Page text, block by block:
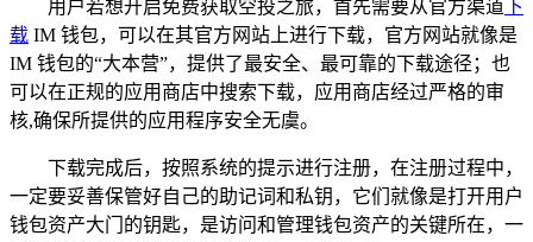
用户若想开启免费获取空投之旅，首先需要从官方渠道下
载 IM 钱包，可以在其官方网站上进行下载，官方网站就像是
IM 钱包的“大本营”，提供了最安全、最可靠的下载途径；也
可以在正规的应用商店中搜索下载，应用商店经过严格的审
核,确保所提供的应用程序安全无虞。
下载完成后，按照系统的提示进行注册，在注册过程中，
一定要妥善保管好自己的助记词和私钥，它们就像是打开用户
钱包资产大门的钥匙，是访问和管理钱包资产的关键所在，一